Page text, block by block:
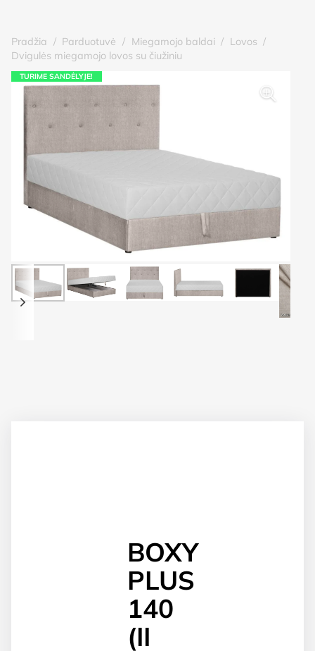
Pradžia / Parduotuvė / Miegamojo baldai / Lovos /
Dvigulės miegamojo lovos su čiužiniu
TURIME SANDĖLYJE!
BOXY
PLUS
140
(II